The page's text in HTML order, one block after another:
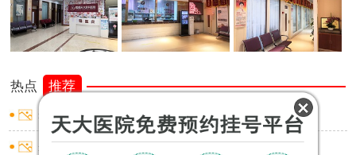
热点
推荐
睾丸炎怎样止痛
睾丸炎怎样止痛